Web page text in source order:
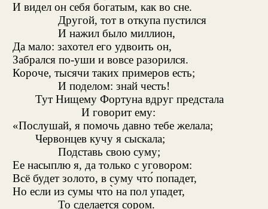
И видел он себя богатым, как во сне.
Другой, тот в откупа пустился
И нажил было миллион,
Да мало: захотел его удвоить он,
Забрался по-уши и вовсе разорился.
Короче, тысячи таких примеров есть;
И поделом: знай честь!
Тут Нищему Фортуна вдруг предстала
И говорит ему:
«Послушай, я помочь давно тебе желала;
Червонцев кучу я сыскала;
Подставь свою суму;
Ее насыплю я, да только с уговором:
Всё будет золото, в суму что́ попадет,
Но если из сумы что̀ на пол упадет,
То сделается сором.